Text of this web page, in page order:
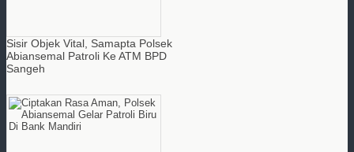
Sisir Objek Vital, Samapta Polsek
Abiansemal Patroli Ke ATM BPD
Sangeh